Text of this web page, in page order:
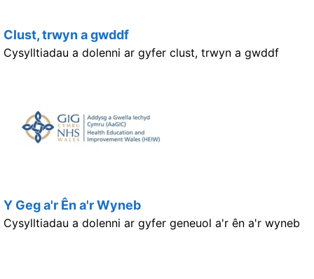
Clust, trwyn a gwddf
Cysylltiadau a dolenni ar gyfer clust, trwyn a gwddf
Y Geg a'r Ên a'r Wyneb
Cysylltiadau a dolenni ar gyfer geneuol a'r ên a'r wyneb